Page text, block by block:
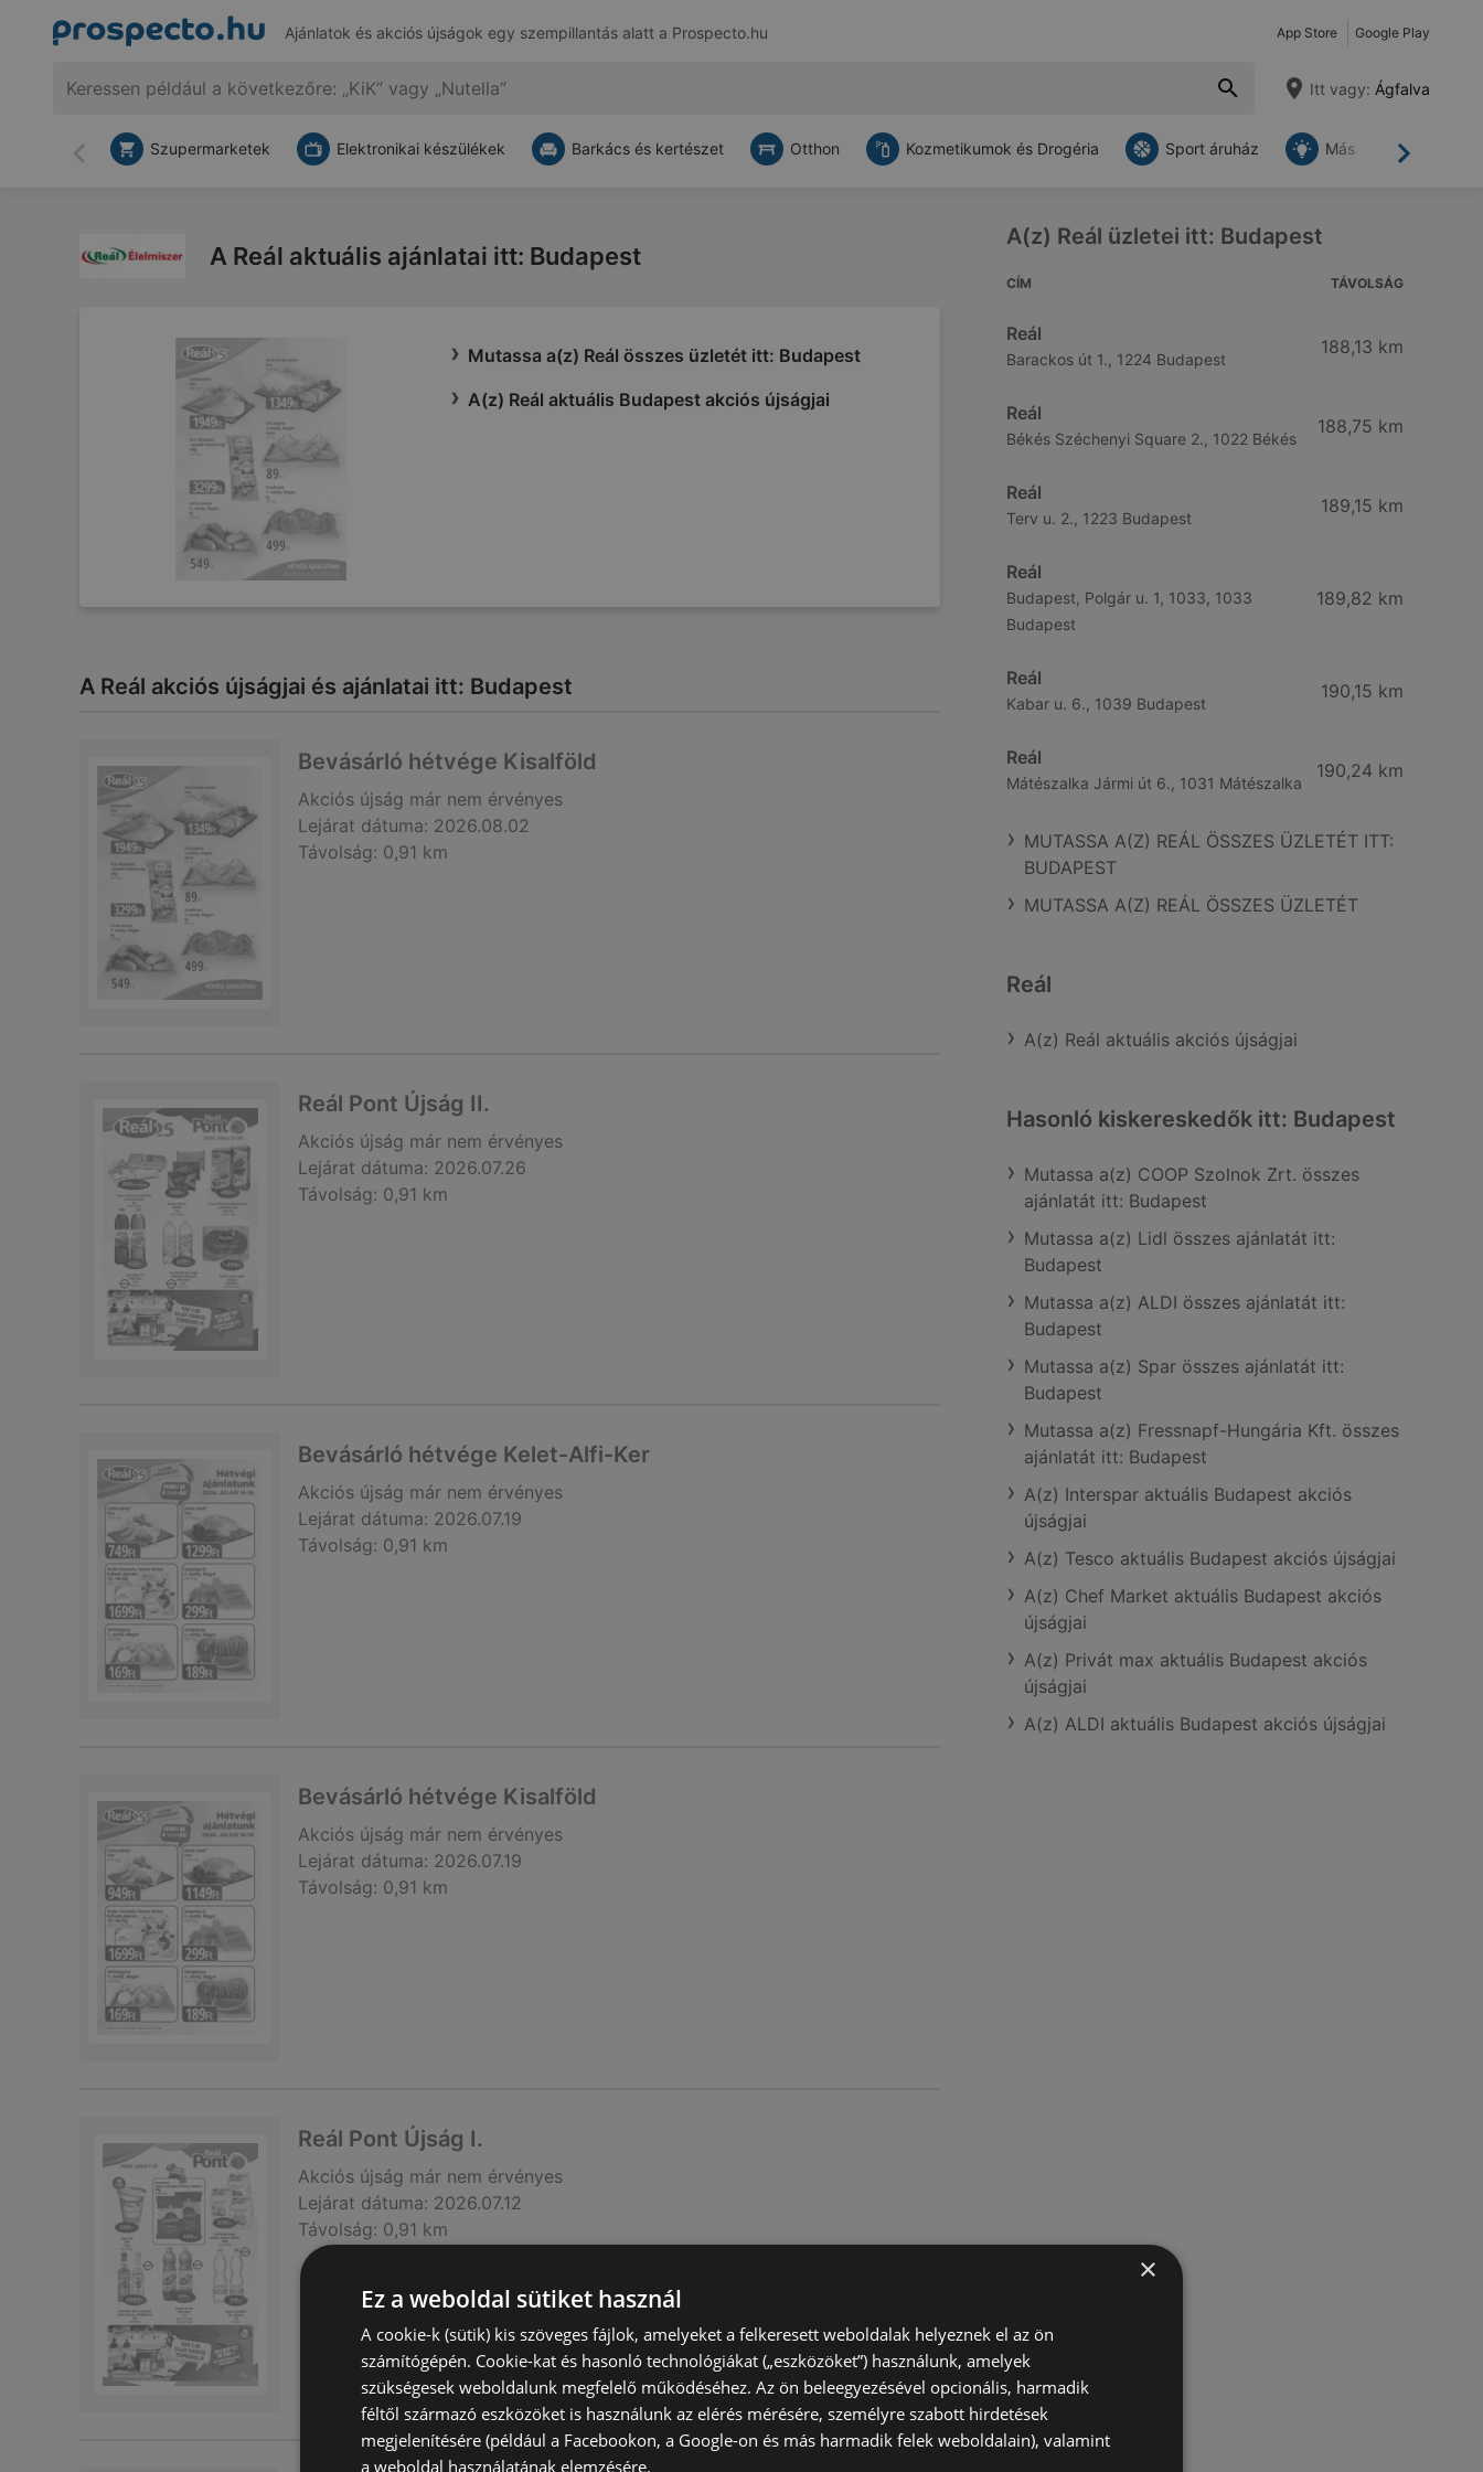
Ajánlatok és akciós újságok egy szempillantás alatt a Prospecto.hu App Store Google Play
Itt vagy: Ágfalva
Vissza Tovább
Szupermarketek Elektronikai készülékek Barkács és kertészet Otthon Kozmetikumok és Drogéria Sport áruház Más
A Reál aktuális ajánlatai itt: Budapest
Mutassa a(z) Reál összes üzletét itt: Budapest
A(z) Reál aktuális Budapest akciós újságjai
A Reál akciós újságjai és ajánlatai itt: Budapest
Bevásárló hétvége Kisalföld
Akciós újság már nem érvényes
Lejárat dátuma: 2026.08.02
Távolság: 0,91 km
Reál Pont Újság II.
Akciós újság már nem érvényes
Lejárat dátuma: 2026.07.26
Távolság: 0,91 km
Bevásárló hétvége Kelet-Alfi-Ker
Akciós újság már nem érvényes
Lejárat dátuma: 2026.07.19
Távolság: 0,91 km
Bevásárló hétvége Kisalföld
Akciós újság már nem érvényes
Lejárat dátuma: 2026.07.19
Távolság: 0,91 km
Reál Pont Újság I.
Akciós újság már nem érvényes
Lejárat dátuma: 2026.07.12
Távolság: 0,91 km
A(z) Reál üzletei itt: Budapest
CÍM TÁVOLSÁG
Reál
Barackos út 1., 1224 Budapest
188,13 km
Reál
Békés Széchenyi Square 2., 1022 Békés
188,75 km
Reál
Terv u. 2., 1223 Budapest
189,15 km
Reál
Budapest, Polgár u. 1, 1033, 1033
Budapest
189,82 km
Reál
Kabar u. 6., 1039 Budapest
190,15 km
Reál
Mátészalka Jármi út 6., 1031 Mátészalka
190,24 km
MUTASSA A(Z) REÁL ÖSSZES ÜZLETÉT ITT:
BUDAPEST
MUTASSA A(Z) REÁL ÖSSZES ÜZLETÉT
Reál
A(z) Reál aktuális akciós újságjai
Hasonló kiskereskedők itt: Budapest
Mutassa a(z) COOP Szolnok Zrt. összes
ajánlatát itt: Budapest
Mutassa a(z) Lidl összes ajánlatát itt:
Budapest
Mutassa a(z) ALDI összes ajánlatát itt:
Budapest
Mutassa a(z) Spar összes ajánlatát itt:
Budapest
Mutassa a(z) Fressnapf-Hungária Kft. összes
ajánlatát itt: Budapest
A(z) Interspar aktuális Budapest akciós
újságjai
A(z) Tesco aktuális Budapest akciós újságjai
A(z) Chef Market aktuális Budapest akciós
újságjai
A(z) Privát max aktuális Budapest akciós
újságjai
A(z) ALDI aktuális Budapest akciós újságjai
×
Ez a weboldal sütiket használ
A cookie-k (sütik) kis szöveges fájlok, amelyeket a felkeresett weboldalak helyeznek el az ön
számítógépén. Cookie-kat és hasonló technológiákat („eszközöket”) használunk, amelyek
szükségesek weboldalunk megfelelő működéséhez. Az ön beleegyezésével opcionális, harmadik
féltől származó eszközöket is használunk az elérés mérésére, személyre szabott hirdetések
megjelenítésére (például a Facebookon, a Google-on és más harmadik felek weboldalain), valamint
a weboldal használatának elemzésére.